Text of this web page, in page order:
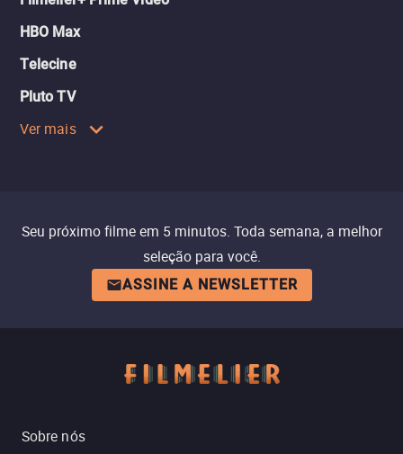
HBO Max
Telecine
Pluto TV
Ver mais
Seu próximo filme em 5 minutos. Toda semana, a melhor
seleção para você.
ASSINE A NEWSLETTER
Sobre nós